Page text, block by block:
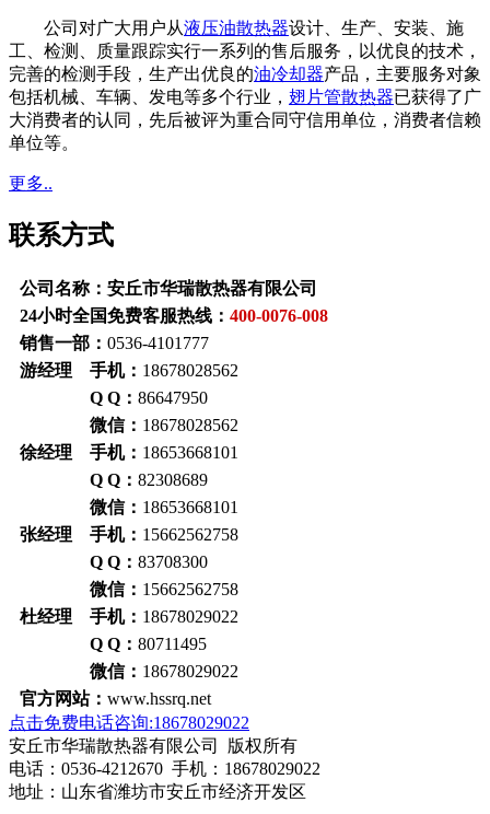
公司对广大用户从液压油散热器设计、生产、安装、施
工、检测、质量跟踪实行一系列的售后服务，以优良的技术，
完善的检测手段，生产出优良的油冷却器产品，主要服务对象
包括机械、车辆、发电等多个行业， 翅片管散热器已获得了广
大消费者的认同，先后被评为重合同守信用单位，消费者信赖
单位等。
更多..
联系方式
公司名称：安丘市华瑞散热器有限公司
24小时全国免费客服热线： 400-0076-008
销售一部： 0536-4101777
游经理 手机： 18678028562
Q Q： 86647950
微信： 18678028562
徐经理 手机： 18653668101
Q Q： 82308689
微信： 18653668101
张经理 手机： 15662562758
Q Q： 83708300
微信： 15662562758
杜经理 手机： 18678029022
Q Q： 80711495
微信： 18678029022
官方网站： www.hssrq.net
点击免费电话咨询:18678029022
安丘市华瑞散热器有限公司 版权所有
电话：0536-4212670 手机：18678029022
地址：山东省潍坊市安丘市经济开发区